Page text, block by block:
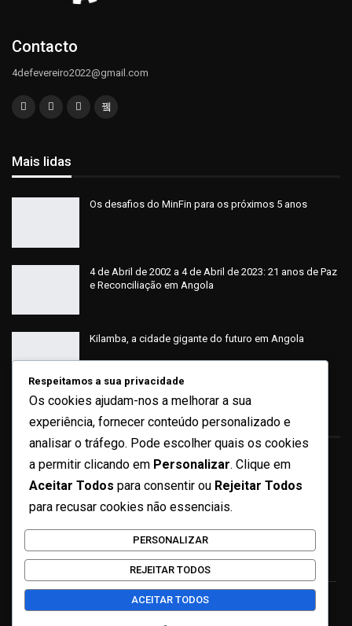
Contacto
4defevereiro2022@gmail.com
Mais lidas
Os desafios do MinFin para os próximos 5 anos
4 de Abril de 2002 a 4 de Abril de 2023: 21 anos de Paz
e Reconciliação em Angola
Kilamba, a cidade gigante do futuro em Angola
Sobre
Quem Somos
Ficha Técnica
Respeitamos a sua privacidade
Os cookies ajudam-nos a melhorar a sua
experiência, fornecer conteúdo personalizado e
analisar o tráfego. Pode escolher quais os cookies
a permitir clicando em Personalizar. Clique em
Aceitar Todos para consentir ou Rejeitar Todos
para recusar cookies não essenciais.
PERSONALIZAR
REJEITAR TODOS
ACEITAR TODOS